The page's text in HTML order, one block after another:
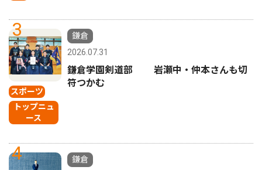
3
スポーツ
トップニュ
ース
鎌倉
2026.07.31
鎌倉学園剣道部 岩瀬中・仲本さんも切
符つかむ
4
鎌倉